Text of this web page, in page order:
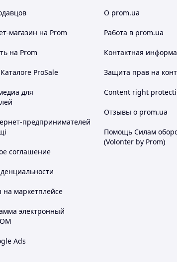
магазин на Prom
на Prom
ProSale
для
предпринимателей
соглашение
маркетплейсе
электронный
Ads
О prom.ua
Работа в prom.ua
Контактная
Защита прав на
Content right
Отзывы о prom.ua
Помощь Силам
(Volonter by Prom)